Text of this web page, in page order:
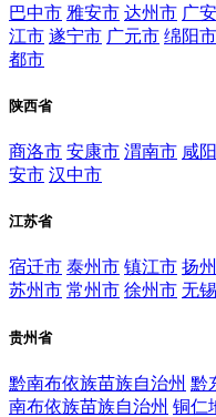
巴中市 雅安市 达州市 广
江市 遂宁市 广元市 绵阳市
都市
陕西省
商洛市 安康市 渭南市 咸
安市 汉中市
江苏省
宿迁市 泰州市 镇江市 扬
苏州市 常州市 徐州市 无
贵州省
黔南布依族苗族自治州 黔
南布依族苗族自治州 铜仁